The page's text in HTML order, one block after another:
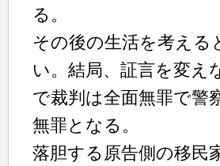
る。
その後の生活を考える
い。結局、証言を変え
で裁判は全面無罪で警
無罪となる。
落胆する原告側の移民